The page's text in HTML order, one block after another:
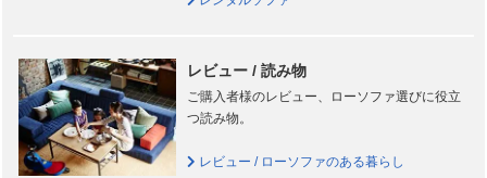
レビュー / 読み物
ご購入者様のレビュー、ローソファ選びに役立
つ読み物。
レビュー / ローソファのある暮らし